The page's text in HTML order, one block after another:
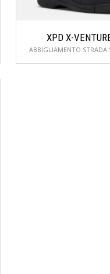
XPD X-
ABBIGLIAMENTO STRADA